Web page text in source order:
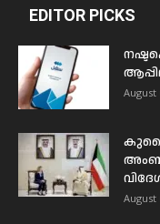
EDITOR PICKS
August
August